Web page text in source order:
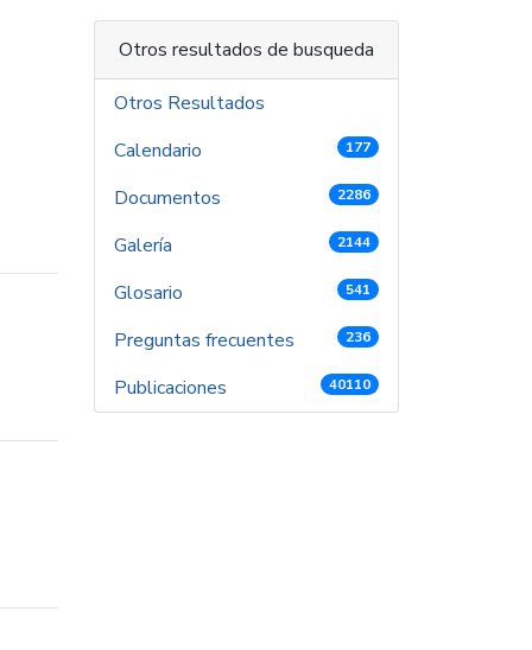
Otros resultados de busqueda
Otros Resultados
Calendario
177
Documentos 2286
Galería 2144
Glosario 541
Preguntas frecuentes 236
Publicaciones 40110